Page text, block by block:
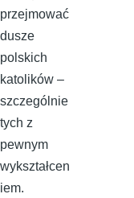
przejmować
dusze
polskich
katolików –
szczególnie
tych z
pewnym
wykształcen
iem.